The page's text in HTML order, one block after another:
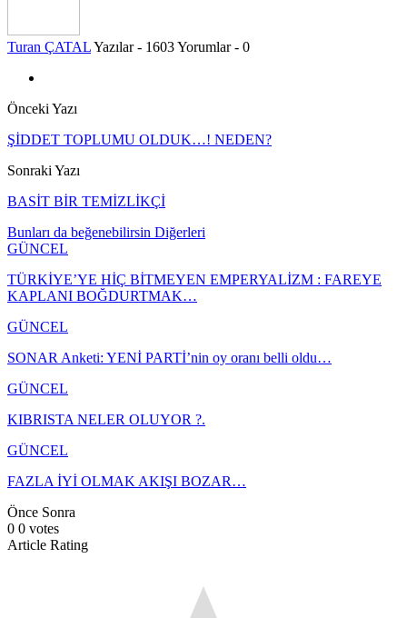
Turan ÇATALYazılar - 1603Yorumlar - 0
Önceki Yazı
ŞİDDET TOPLUMU OLDUK…! NEDEN?
Sonraki Yazı
BASİT BİR TEMİZLİKÇİ
Bunları da beğenebilirsin Diğerleri
GÜNCEL
TÜRKİYE’YE HİÇ BİTMEYEN EMPERYALİZM : FAREYE
KAPLANI BOĞDURTMAK…
GÜNCEL
SONAR Anketi: YENİ PARTİ’nin oy oranı belli oldu…
GÜNCEL
KIBRISTA NELER OLUYOR ?.
GÜNCEL
FAZLA İYİ OLMAK AKIŞI BOZAR…
Önce Sonra
0 0 votes
Article Rating